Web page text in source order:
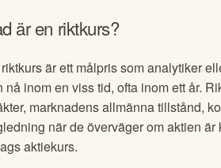
är en riktkurs?
är ett målpris som analytiker
nå inom en viss tid, ofta inom ett år.
marknadens allmänna tillstånd,
när de överväger om aktien
aktiekurs.